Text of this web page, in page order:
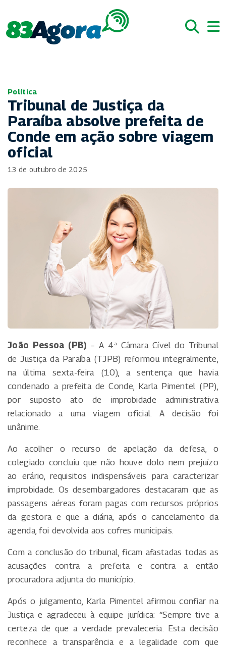
Política
Tribunal de Justiça da
Paraíba absolve prefeita de
Conde em ação sobre viagem
oficial
13 de outubro de 2025
João Pessoa (PB) – A 4ª Câmara Cível do Tribunal
de Justiça da Paraíba (TJPB) reformou integralmente,
na última sexta-feira (10), a sentença que havia
condenado a prefeita de Conde, Karla Pimentel (PP),
por suposto ato de improbidade administrativa
relacionado a uma viagem oficial. A decisão foi
unânime.
Ao acolher o recurso de apelação da defesa, o
colegiado concluiu que não houve dolo nem prejuízo
ao erário, requisitos indispensáveis para caracterizar
improbidade. Os desembargadores destacaram que as
passagens aéreas foram pagas com recursos próprios
da gestora e que a diária, após o cancelamento da
agenda, foi devolvida aos cofres municipais.
Com a conclusão do tribunal, ficam afastadas todas as
acusações contra a prefeita e contra a então
procuradora adjunta do município.
Após o julgamento, Karla Pimentel afirmou confiar na
Justiça e agradeceu à equipe jurídica: “Sempre tive a
certeza de que a verdade prevaleceria. Esta decisão
reconhece a transparência e a legalidade com que